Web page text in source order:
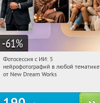
-61%
11:34:21
Россия
Фотосессия с ИИ: 5
нейрофотографий в любой тематике
от New Dream Works